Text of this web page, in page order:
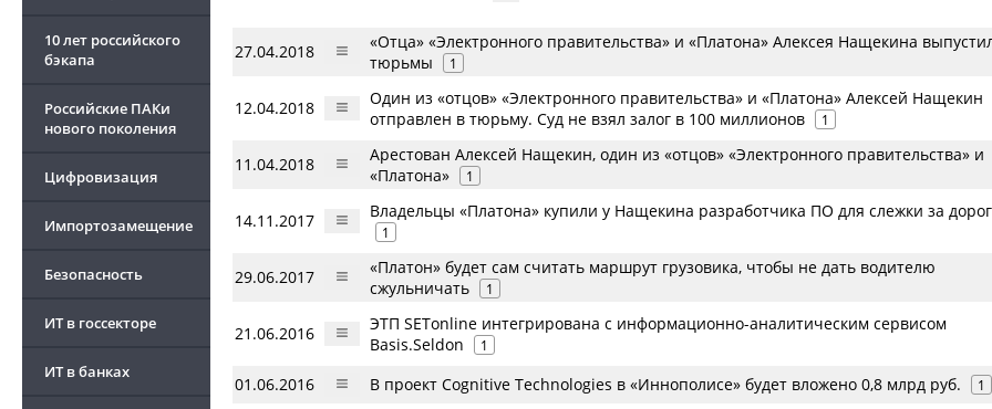
10 лет российского
бэкапа
Российские ПАКи
нового поколения
Цифровизация
Импортозамещение
Безопасность
ИТ в госсекторе
ИТ в банках
27.04.2018
«Отца» «Электронного правительства» и «Платона» Алексея Нащекина
тюрьмы
1
12.04.2018
Один из «отцов» «Электронного правительства» и «Платона» Алексей Нащекин
отправлен в тюрьму. Суд не взял залог в 100 миллионов
1
11.04.2018
Арестован Алексей Нащекин, один из «отцов» «Электронного правительства» и
«Платона»
1
14.11.2017 Владельцы «Платона» купили у Нащекина разработчика ПО для слежки за
1
29.06.2017
«Платон» будет сам считать маршрут грузовика, чтобы не дать водителю
сжульничать
1
21.06.2016
ЭТП SETonline интегрирована с информационно-аналитическим сервисом
Basis.Seldon
1
01.06.2016 В проект Cognitive Technologies в «Иннополисе» будет вложено 0,8 млрд руб. 1